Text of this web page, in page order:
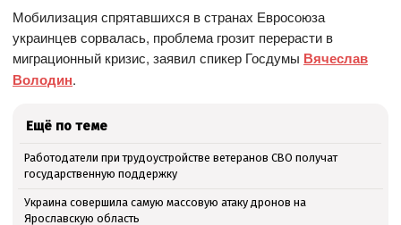
Мобилизация спрятавшихся в странах Евросоюза
украинцев сорвалась, проблема грозит перерасти в
миграционный кризис, заявил спикер Госдумы Вячеслав
Володин.
Ещё по теме
Работодатели при трудоустройстве ветеранов СВО получат
государственную поддержку
Украина совершила самую массовую атаку дронов на
Ярославскую область